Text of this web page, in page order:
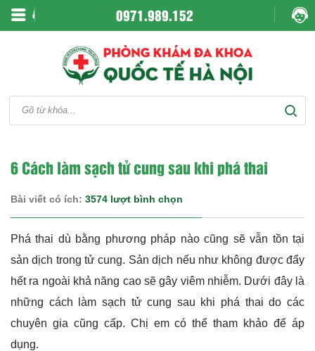
0971.989.152
6 Cách làm sạch tử cung sau khi phá thai
Bài viết có ích: 3574 lượt bình chọn
Phá thai dù bằng phương pháp nào cũng sẽ vẫn tồn tại
sản dịch trong tử cung. Sản dịch nếu như không được đẩy
hết ra ngoài khả năng cao sẽ gây viêm nhiễm. Dưới đây là
những cách làm sạch tử cung sau khi phá thai do các
chuyên gia cũng cấp. Chị em có thể tham khảo để áp
dụng.